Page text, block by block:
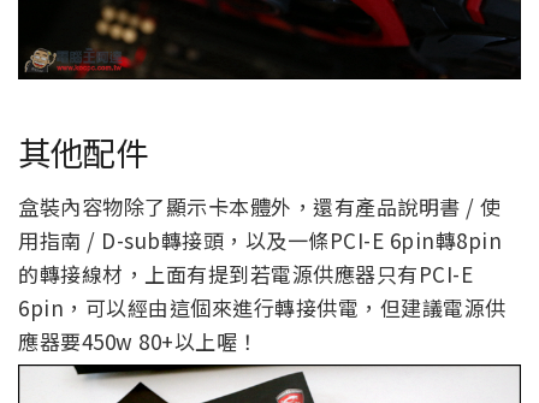
其他配件
盒裝內容物除了顯示卡本體外，還有產品說明書 / 使
用指南 / D-sub轉接頭，以及一條PCI-E 6pin轉8pin
的轉接線材，上面有提到若電源供應器只有PCI-E
6pin，可以經由這個來進行轉接供電，但建議電源供
應器要450w 80+以上喔！